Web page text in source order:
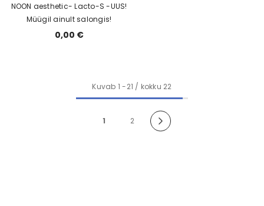
NOON aesthetic- Lacto-S -UUS!
Müügil ainult salongis!
0,00 €
Kuvab 1 -21 / kokku 22
1 2